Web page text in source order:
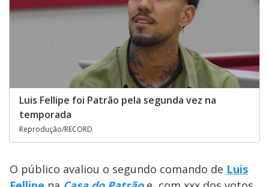
Luis Fellipe foi Patrão pela segunda vez na
temporada
Reprodução/RECORD
O público avaliou o segundo comando de Luis